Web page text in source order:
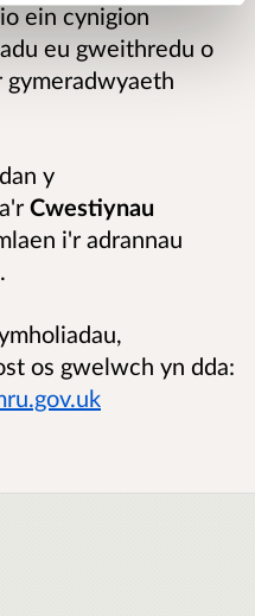
ein cynigion
eu gweithredu o
y
a'r Cwestiynau
i'r adrannau
os gwelwch yn dda: